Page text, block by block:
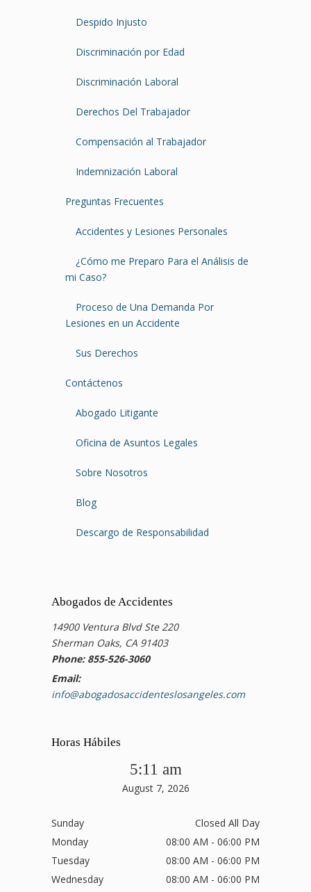
Despido Injusto
Discriminación por Edad
Discriminación Laboral
Derechos Del Trabajador
Compensación al Trabajador
Indemnización Laboral
Preguntas Frecuentes
Accidentes y Lesiones Personales
¿Cómo me Preparo Para el Análisis de
mi Caso?
Proceso de Una Demanda Por
Lesiones en un Accidente
Sus Derechos
Contáctenos
Abogado Litigante
Oficina de Asuntos Legales
Sobre Nosotros
Blog
Descargo de Responsabilidad
Abogados de Accidentes
14900 Ventura Blvd Ste 220
Sherman Oaks, CA 91403
Phone: 855-526-3060
Email:
info@abogadosaccidenteslosangeles.com
Horas Hábiles
5:11 am
August 7, 2026
Sunday
Closed All Day
Monday
08:00 AM - 06:00 PM
Tuesday
08:00 AM - 06:00 PM
Wednesday
08:00 AM - 06:00 PM